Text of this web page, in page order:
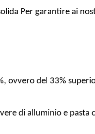
Per garantire ai
ovvero del 33%
di alluminio e pasta